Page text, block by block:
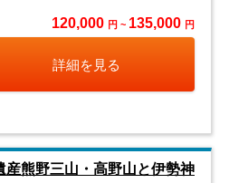
120,000 円 ~ 135,000 円
詳細を見る
熊野三山・高野山と伊勢神